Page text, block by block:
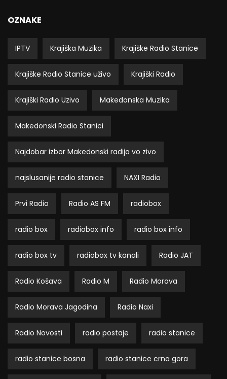
OZNAKE
IPTV Krajiška Muzika Krajiške Radio Stanice
Krajiške Radio Stanice uživo Krajiški Radio
Krajiški Radio Uzivo Makedonska Muzika
Makedonski Radio Stanici
Najdobar izbor Makedonski radija vo zivo
najslusanije radio stanice NAXI Radio
Prvi Radio Radio AS FM radiobox
radio box radiobox info radio box info
radio box tv radiobox tv kanali Radio JAT
Radio Košava Radio M Radio Morava
Radio Morava Jagodina Radio Naxi
Radio Novosti radio postaje radio stanice
radio stanice bosna radio stanice crna gora